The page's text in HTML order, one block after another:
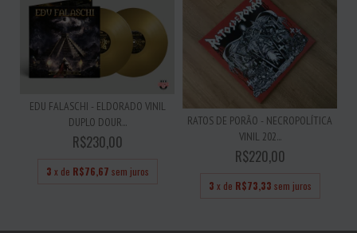
EDU FALASCHI - ELDORADO VINIL
DUPLO DOUR...
R$230,00
3 x de R$76,67 sem juros
RATOS DE PORÃO - NECROPOLÍTICA
VINIL 202...
R$220,00
3 x de R$73,33 sem juros